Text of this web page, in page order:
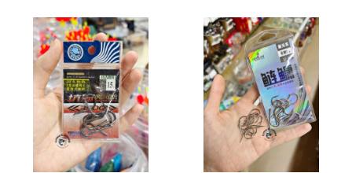
Mọi thắc mắc liên hệ SĐT
: 098.138.9928 - 098.902.9066 - 090.565.6668 -
091.258.3939 để được giải đáp.